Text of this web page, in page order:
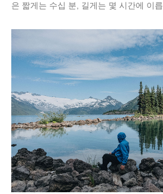
은 짧게는 수십 분, 길게는 몇 시간에 이